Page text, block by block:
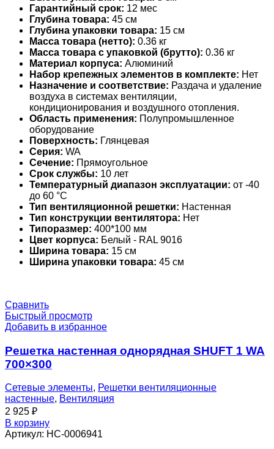
Гарантийный срок: 12 мес
Глубина товара: 45 см
Глубина упаковки товара: 15 см
Масса товара (нетто): 0.36 кг
Масса товара с упаковкой (брутто): 0.36 кг
Материал корпуса: Алюминий
Набор крепежных элементов в комплекте: Нет
Назначение и соответствие: Раздача и удаление
воздуха в системах вентиляции,
кондиционирования и воздушного отопления.
Область применения: Полупромышленное
оборудование
Поверхность: Глянцевая
Серия: WA
Сечение: Прямоугольное
Срок службы: 10 лет
Температурный диапазон эксплуатации: от -40
до 60 °С
Тип вентиляционной решетки: Настенная
Тип конструкции вентилятора: Нет
Типоразмер: 400*100 мм
Цвет корпуса: Белый - RAL 9016
Ширина товара: 15 см
Ширина упаковки товара: 45 см
Сравнить
Быстрый просмотр
Добавить в избранное
Решетка настенная однорядная SHUFT 1 WA
700×300
Сетевые элементы, Решетки вентиляционные
настенные, Вентиляция
2 925 ₽
В корзину
Артикул: НС-0006941